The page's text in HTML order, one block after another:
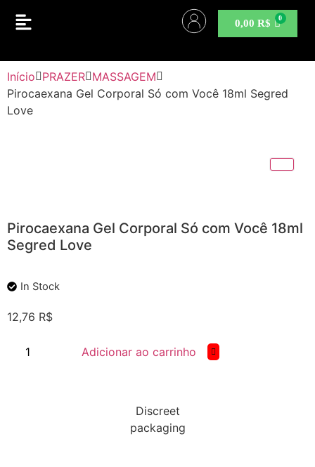
0,00R$
Início PRAZER MASSAGEM
Pirocaexana Gel Corporal Só com Você 18ml Segred
Love
Pirocaexana Gel Corporal Só com Você 18ml
Segred Love
In Stock
12,76 R$
Adicionar ao carrinho
Discreet
packaging